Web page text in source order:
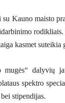
Kauno maisto
kasmet
mugės“ dalyvių
spektro
stipendijas.